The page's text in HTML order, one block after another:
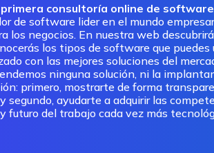
consultoría online de
de software lider en el mundo
los negocios. En nuestra web
los tipos de software que
con las mejores soluciones del
ninguna solución, ni la
primero, mostrarte de forma
segundo, ayudarte a adquirir las
futuro del trabajo cada vez más